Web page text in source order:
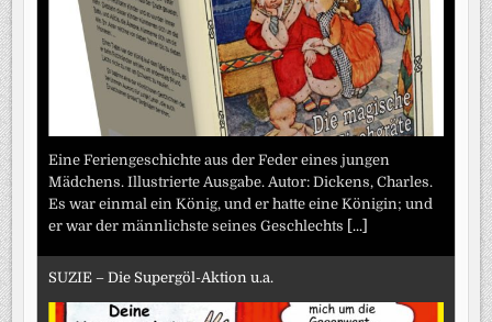
Eine Feriengeschichte aus der Feder eines jungen
Mädchens. Illustrierte Ausgabe. Autor: Dickens, Charles.
Es war einmal ein König, und er hatte eine Königin; und
er war der männlichste seines Geschlechts [...]
SUZIE – Die Supergöl-Aktion u.a.